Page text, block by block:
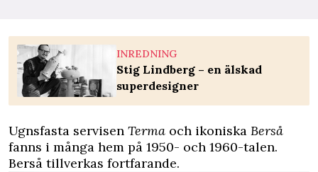
INREDNING
Stig Lindberg – en älskad
superdesigner
Ugnsfasta servisen Terma och ikoniska Berså
fanns i många hem på 1950- och 1960-talen.
Berså tillverkas fortfarande.